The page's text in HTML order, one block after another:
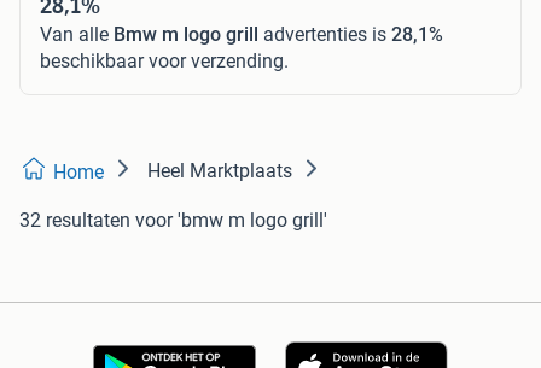
Van alle Bmw m logo grill advertenties is 28,1%
beschikbaar voor verzending.
Home Heel Marktplaats
32 resultaten voor 'bmw m logo grill'